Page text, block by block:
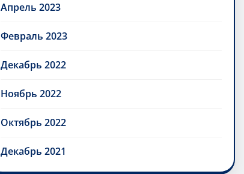
Апрель 2023
Февраль 2023
Декабрь 2022
Ноябрь 2022
Октябрь 2022
Декабрь 2021